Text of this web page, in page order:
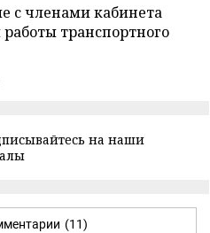
с членами кабинета
транспортного
на наши
(11)